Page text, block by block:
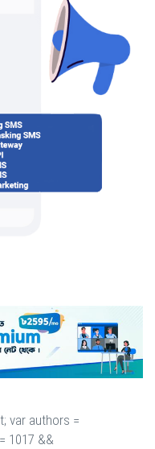
var authors =
1017 &&